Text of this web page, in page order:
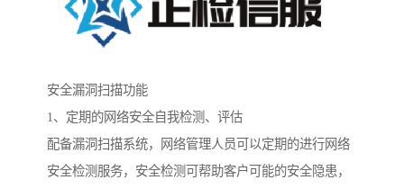
安全漏洞扫描功能
1、定期的网络安全自我检测、评估
配备漏洞扫描系统，网络管理人员可以定期的进行网络
安全检测服务，安全检测可帮助客户可能的安全隐患，